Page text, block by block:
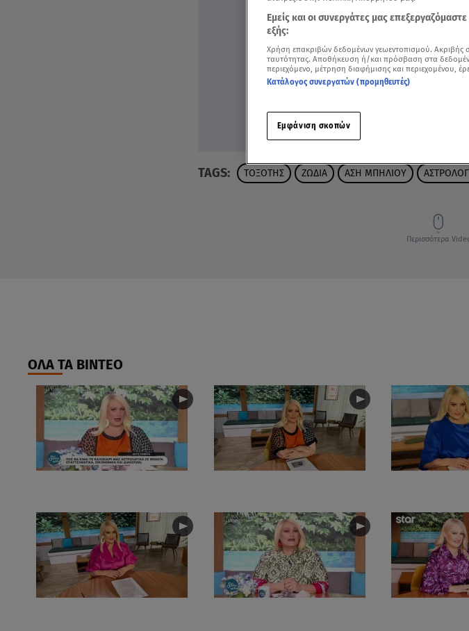
TAGS: ΤΟΞΟΤΗΣ ΖΩΔΙΑ ΑΣΗ ΜΠΗΛΙΟΥ
Περισσότερα
ΟΛΑ ΤΑ ΒΙΝΤΕΟ
Εμείς και οι συνεργάτες μας
εξής:
Χρήση επακριβών δεδομένων γεωεντοπισμού. Ακριβής
ταυτότητας. Αποθήκευση ή/και πρόσβαση στα
περιεχόμενο, μέτρηση διαφήμισης και περιεχομένου,
Κατάλογος συνεργατών (προμηθευτές)
Εμφάνιση σκοπών